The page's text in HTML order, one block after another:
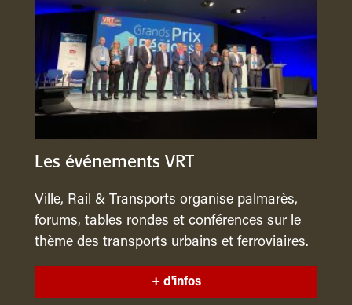
Les événements VRT
Ville, Rail & Transports organise palmarès,
forums, tables rondes et conférences sur le
thème des transports urbains et ferroviaires.
+ d'infos